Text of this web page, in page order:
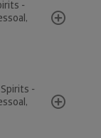
-
-